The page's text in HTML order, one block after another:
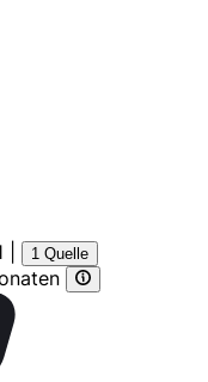
1 Quelle